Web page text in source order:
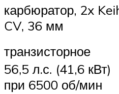
карбюратор, 2x
CV, 36 мм
транзисторное
56,5 л.с. (41,6 кВт)
при 6500 об/мин